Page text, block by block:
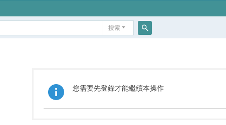
搜索
您需要先登錄才能繼續本操作